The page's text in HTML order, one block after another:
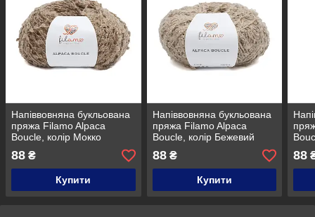
Напіввовняна букльована
пряжа Filamo Alpaca
Boucle, колір Мокко
88 ₴
Купити
Напіввовняна букльована
пряжа Filamo Alpaca
Boucle, колір Бежевий
88₴
Купити
88